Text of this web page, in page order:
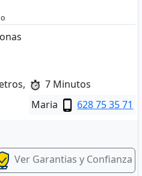
7 Minutos
Maria
628 75 35 71
Ver Garantias y Confianza